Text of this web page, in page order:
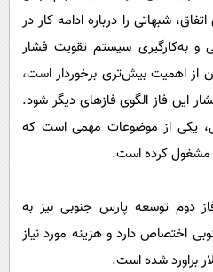
شبهاتی را درباره ادامه کار در
و به‌کارگیری سیستم تقویت فشار
از اهمیت بیش‌تری برخوردار است،
این فاز الگوی فازهای دیگر شود.
یکی از موضوعات مهمی است که
مشغول کرده است.
دوم توسعه پارس جنوبی نیز به
اختصاص دارد و هزینه مورد نیاز